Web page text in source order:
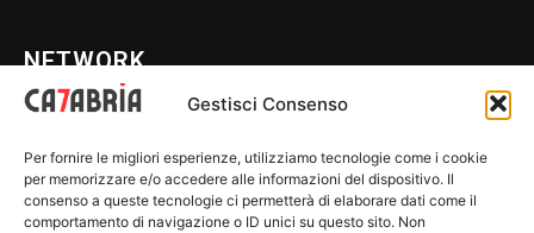
Gestisci Consenso
Per fornire le migliori esperienze, utilizziamo tecnologie come i cookie
per memorizzare e/o accedere alle informazioni del dispositivo. Il
consenso a queste tecnologie ci permetterà di elaborare dati come il
comportamento di navigazione o ID unici su questo sito. Non
NETWORK
WE CALABRIA
C7 PLAY